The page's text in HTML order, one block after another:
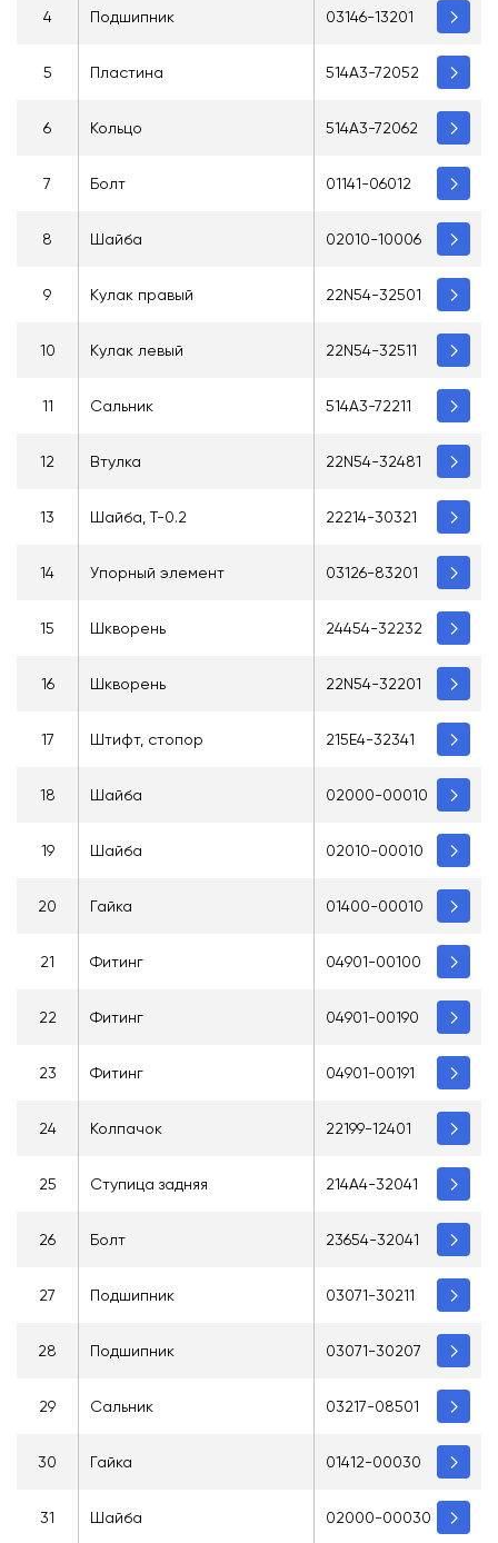
4 Подшипник 03146-13201
5 Пластина 514A3-72052
6 Кольцо 514A3-72062
7 Болт 01141-06012
8 Шайба 02010-10006
9 Кулак правый 22N54-32501
10 Кулак левый 22N54-32511
11 Сальник 514A3-72211
12 Втулка 22N54-32481
13 Шайба, T-0.2 22214-30321
14 Упорный элемент 03126-83201
15 Шкворень 24454-32232
16 Шкворень 22N54-32201
17 Штифт, стопор 215E4-32341
18 Шайба 02000-00010
19 Шайба 02010-00010
20 Гайка 01400-00010
21 Фитинг 04901-00100
22 Фитинг 04901-00190
23 Фитинг 04901-00191
24 Колпачок 22199-12401
25 Ступица задняя 214A4-32041
26 Болт 23654-32041
27 Подшипник 03071-30211
28 Подшипник 03071-30207
29 Сальник 03217-08501
30 Гайка 01412-00030
31 Шайба 02000-00030